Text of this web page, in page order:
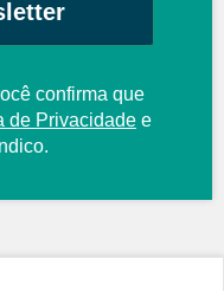
confirma que
de Privacidade e